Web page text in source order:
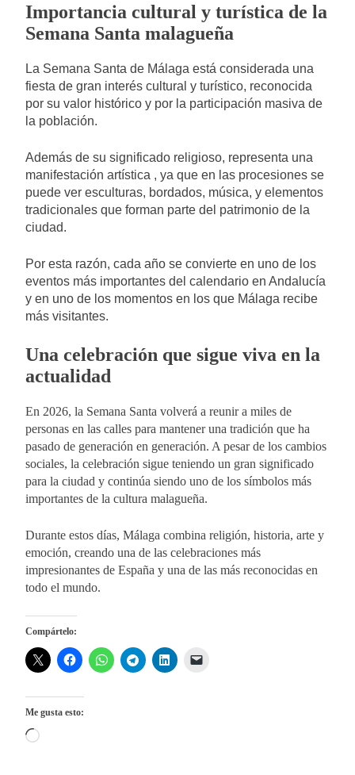
Importancia cultural y turística de la
Semana Santa malagueña
La Semana Santa de Málaga está considerada una
fiesta de gran interés cultural y turístico, reconocida
por su valor histórico y por la participación masiva de
la población.
Además de su significado religioso, representa una
manifestación artística , ya que en las procesiones se
puede ver esculturas, bordados, música, y elementos
tradicionales que forman parte del patrimonio de la
ciudad.
Por esta razón, cada año se convierte en uno de los
eventos más importantes del calendario en Andalucía
y en uno de los momentos en los que Málaga recibe
más visitantes.
Una celebración que sigue viva en la
actualidad
En 2026, la Semana Santa volverá a reunir a miles de
personas en las calles para mantener una tradición que ha
pasado de generación en generación. A pesar de los cambios
sociales, la celebración sigue teniendo un gran significado
para la ciudad y continúa siendo uno de los símbolos más
importantes de la cultura malagueña.
Durante estos días, Málaga combina religión, historia, arte y
emoción, creando una de las celebraciones más
impresionantes de España y una de las más reconocidas en
todo el mundo.
Compártelo:
Me gusta esto:
Cargando...